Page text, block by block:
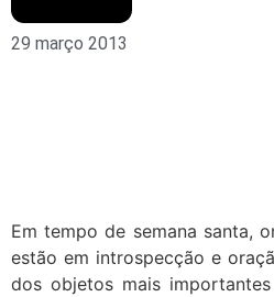
29 março 2013
Em tempo de semana santa,
estão em introspecção e
dos objetos mais